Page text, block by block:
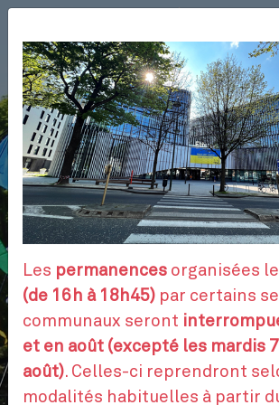
Aller
contenu
principal
VOS DÉMARCHES
RENDEZ-VOUS
CONTACTEZ-NOUS
Les permanences organisées le
(de 16h à 18h45) par certains
communaux seront
et en août (excepté les mardis
août). Celles-ci reprendront
modalités habituelles à partir